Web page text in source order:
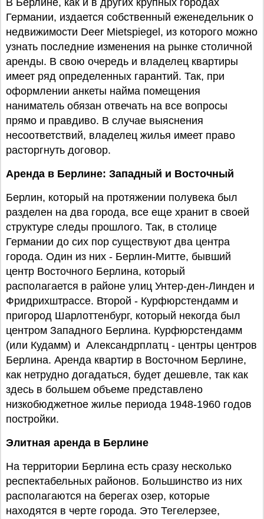
В Берлине, как и в других крупных городах
Германии, издается собственный еженедельник о
недвижимости Deer Mietspiegel, из которого можно
узнать последние изменения на рынке столичной
аренды. В свою очередь и владелец квартиры
имеет ряд определенных гарантий. Так, при
оформлении анкеты найма помещения
наниматель обязан отвечать на все вопросы
прямо и правдиво. В случае выяснения
несоответствий, владелец жилья имеет право
расторгнуть договор.
Аренда в Берлине: Западный и Восточный
Берлин, который на протяжении полувека был
разделен на два города, все еще хранит в своей
структуре следы прошлого. Так, в столице
Германии до сих пор существуют два центра
города. Один из них - Берлин-Митте, бывший
центр Восточного Берлина, который
располагается в районе улиц Унтер-ден-Линден и
Фридрихштрассе. Второй - Курфюрстендамм и
пригород Шарлоттенбург, который некогда был
центром Западного Берлина. Курфюрстендамм
(или Кудамм) и Александрплатц - центры центров
Берлина. Аренда квартир в Восточном Берлине,
как нетрудно догадаться, будет дешевле, так как
здесь в большем объеме представлено
низкобюджетное жилье периода 1948-1960 годов
постройки.
Элитная аренда в Берлине
На территории Берлина есть сразу несколько
респектабельных районов. Большинство из них
располагаются на берегах озер, которые
находятся в черте города. Это Тегелерзее,